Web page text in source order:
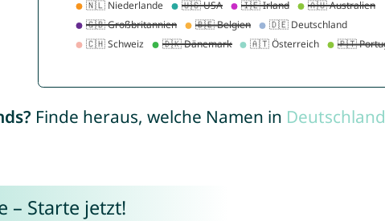
Finde heraus, welche Namen in Deutschland
– Starte jetzt!